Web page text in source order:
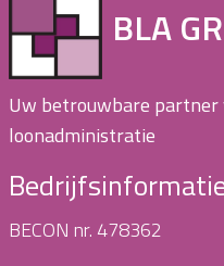
BLA
Uw betrouwbare partner
loonadministratie
BECON nr. 478362